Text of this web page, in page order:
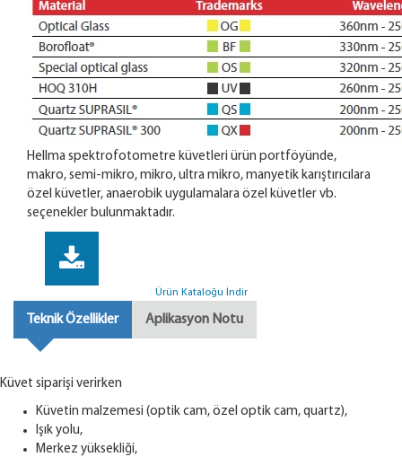
Hellma spektrofotometre küvetleri ürün portföyünde,
makro, semi-mikro, mikro, ultra mikro, manyetik karıştırıcılara
özel küvetler, anaerobik uygulamalara özel küvetler vb.
seçenekler bulunmaktadır.
Ürün Kataloğu İndir
Teknik Özellikler Aplikasyon Notu
Küvet siparişi verirken
Küvetin malzemesi (optik cam, özel optik cam, quartz),
Işık yolu,
Merkez yüksekliği,